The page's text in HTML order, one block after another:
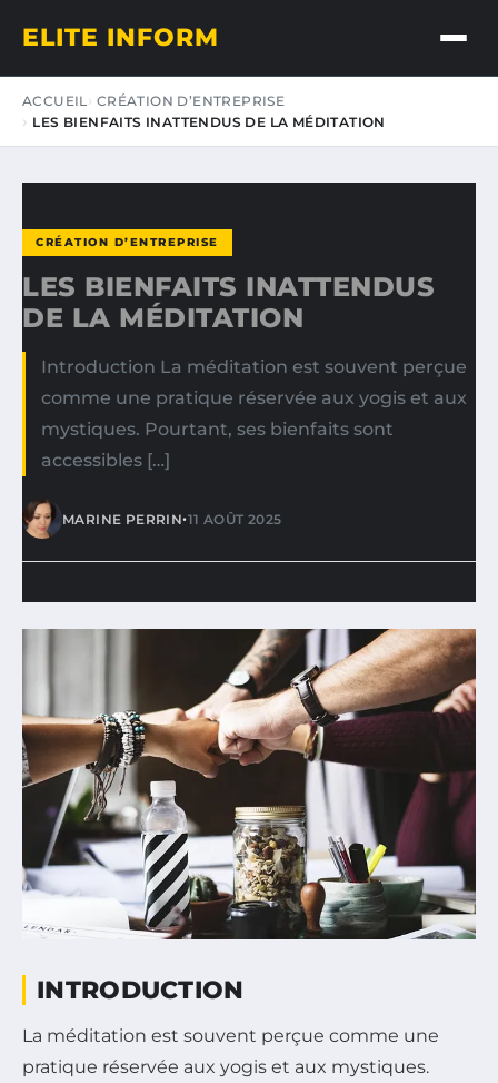
ELITE INFORM
ACCUEIL CRÉATION D’ENTREPRISE
LES BIENFAITS INATTENDUS DE LA MÉDITATION
CRÉATION D’ENTREPRISE
LES BIENFAITS INATTENDUS
DE LA MÉDITATION
Introduction La méditation est souvent perçue
comme une pratique réservée aux yogis et aux
mystiques. Pourtant, ses bienfaits sont
accessibles […]
MARINE PERRIN•11 AOÛT 2025
INTRODUCTION
La méditation est souvent perçue comme une
pratique réservée aux yogis et aux mystiques.